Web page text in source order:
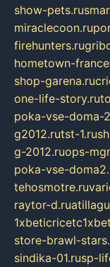
show-pets.ru
miraclecoon.ru
firehunters.ru
hometown-
shop-garena.ru
one-life-story.ru
poka-vse-doma-
g2012.rutst-1.ru
g-2012.ruops-
poka-vse-
tehosmotre.ru
raytor-d.ru
store-brawl-
sindika-01.rusp-